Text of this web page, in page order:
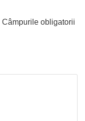
Câmpurile obligatorii